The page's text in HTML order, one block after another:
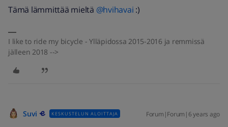
Tämä lämmittää mieltä @hvihavai :)
I like to ride my bicycle - Ylläpidossa 2015-2016 ja remmissä
jälleen 2018 -->
Suvi KESKUSTELUN ALOITTAJA Forum|Forum|6 years ago